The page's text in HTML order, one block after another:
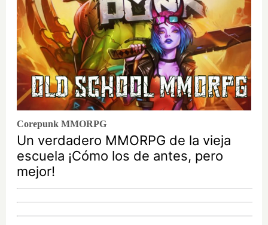
Corepunk MMORPG
Un verdadero MMORPG de la vieja
escuela ¡Cómo los de antes, pero
mejor!